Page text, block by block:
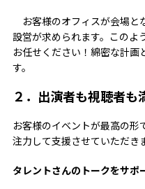
お客様のオフィスが会場と
設営が求められます。このよ
お任せください！綿密な計画
す。
２．出演者も視聴者も
お客様のイベントが最高の形
注力して支援させていただき
タレントさんのトークをサポ